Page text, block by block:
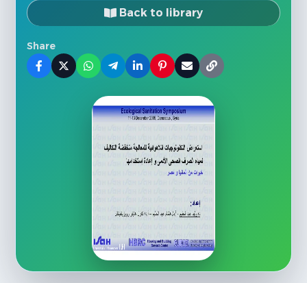
Back to library
Share